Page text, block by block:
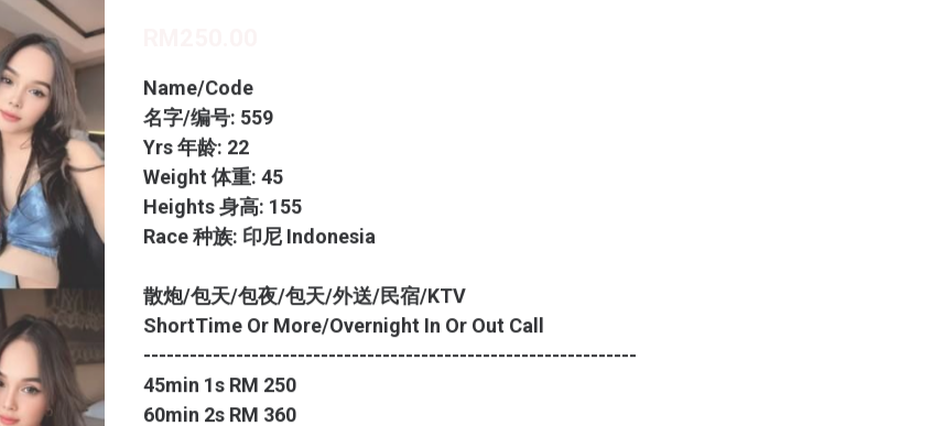
Name/Code
名字/编号: 559
Yrs 年龄: 22
Weight 体重: 45
Heights 身高: 155
Race 种族: 印尼 Indonesia
散炮/包天/包夜/包天/外送/民宿/KTV
ShortTime Or More/Overnight In Or Out Call
----------------------------------------------------------------
45min 1s RM 250
60min 2s RM 360